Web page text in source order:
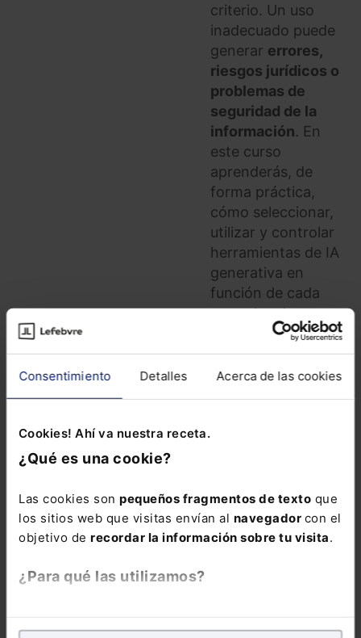
Consentimiento Detalles Acerca de las cookies
Cookies! Ahí va nuestra receta.
¿Qué es una cookie?
Las cookies son pequeños fragmentos de texto que
los sitios web que visitas envían al navegador con el
objetivo de recordar la información sobre tu visita.
¿Para qué las utilizamos?
criterio. Un uso
inadecuado puede
generar errores,
riesgos jurídicos o
problemas de
seguridad de la
información. En
este curso
aprenderás, de
forma práctica,
cómo seleccionar,
utilizar y controlar
herramientas de IA
generativa en
función de cada
tarea, los datos
implicados y las
exigencias
normativas, con
rápida: IA
generativa para la
Administración